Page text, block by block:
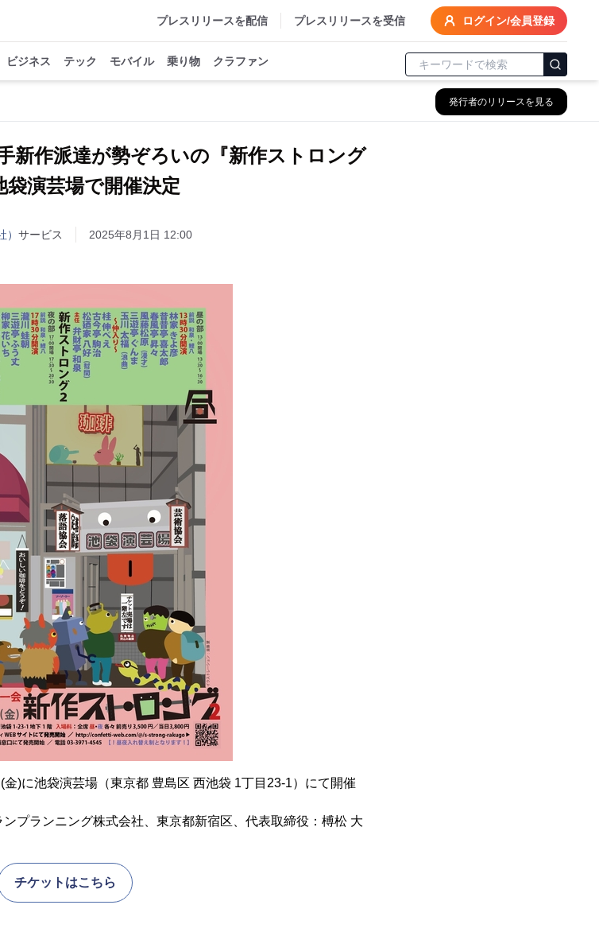
プレスリリースを配信 プレスリリースを受信 ログイン/会員登録
ビジネス テック モバイル 乗り物 クラファン
発行者のリリースを見る
作派達が勢ぞろいの『新作ストロング
袋演芸場で開催決定
サービス 2025年8月1日 12:00
金)に池袋演芸場（東京都 豊島区 西池袋 1丁目23-1）にて開催
プランニング株式会社、東京都新宿区、代表取締役：榑松 大
チケットはこちら